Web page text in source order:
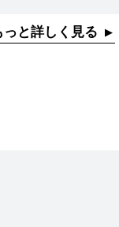
っと詳しく見る